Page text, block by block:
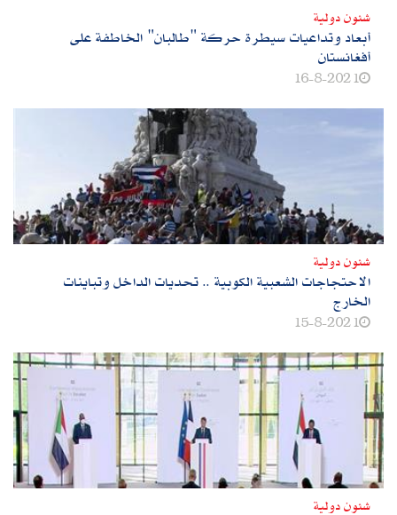
شئون دولية
أبعاد وتداعيات سيطرة حركة "طالبان" الخاطفة على
أفغانستان
16-8-2021
شئون دولية
الاحتجاجات الشعبية الكوبية .. تحديات الداخل وتباينات
الخارج
15-8-2021
شئون دولية